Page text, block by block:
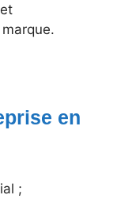
en
;